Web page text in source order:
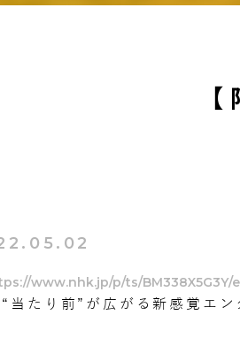
www.nhk.jp/p/ts/BM338X5G3Y/
“当たり前”が広がる新感覚エン